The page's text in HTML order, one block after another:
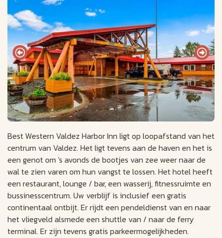
Best Western Valdez Harbor Inn ligt op loopafstand van het
centrum van Valdez. Het ligt tevens aan de haven en het is
een genot om 's avonds de bootjes van zee weer naar de
wal te zien varen om hun vangst te lossen. Het hotel heeft
een restaurant, lounge / bar, een wasserij, fitnessruimte en
bussinesscentrum. Uw verblijf is inclusief een gratis
continentaal ontbijt. Er rijdt een pendeldienst van en naar
het vliegveld alsmede een shuttle van / naar de ferry
terminal. Er zijn tevens gratis parkeermogelijkheden.